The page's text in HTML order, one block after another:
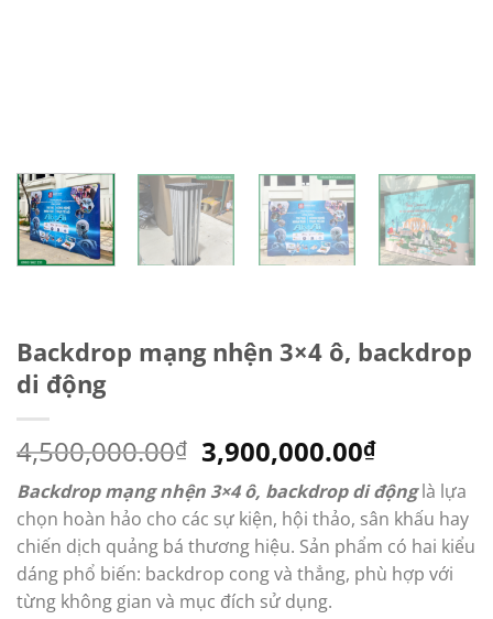
Backdrop mạng nhện 3×4 ô, backdrop
di động
4,500,000.00₫ Giá
gốc
là:
4,500,000.00₫.
3,900,000.00₫Giá
hiện
tại
là:
Backdrop mạng nhện 3×4 ô, backdrop di độnglà lựa
chọn hoàn hảo cho các sự kiện, hội thảo, sân khấu hay
chiến dịch quảng bá thương hiệu. Sản phẩm có hai kiểu
dáng phổ biến: backdrop cong và thẳng, phù hợp với
từng không gian và mục đích sử dụng.